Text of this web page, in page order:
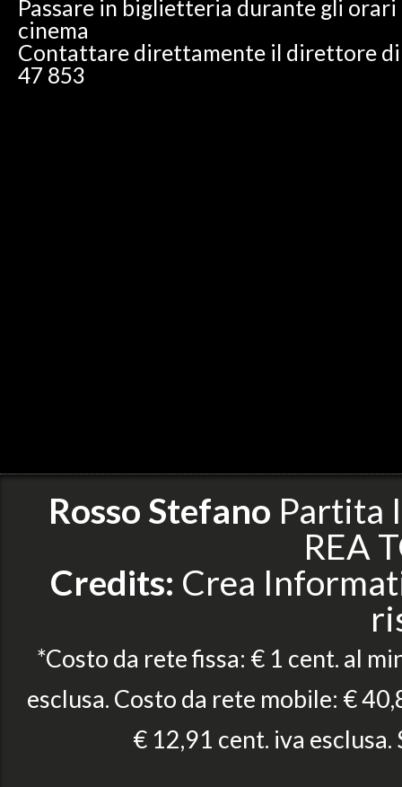
Passare in biglietteria durante gli
cinema
Contattare direttamente il direttore di
47 853
Rosso Stefano Partita
REA
Credits: Crea
*Costo da rete fissa: € 1 cent. al
esclusa. Costo da rete mobile: €
€ 12,91 cent. iva